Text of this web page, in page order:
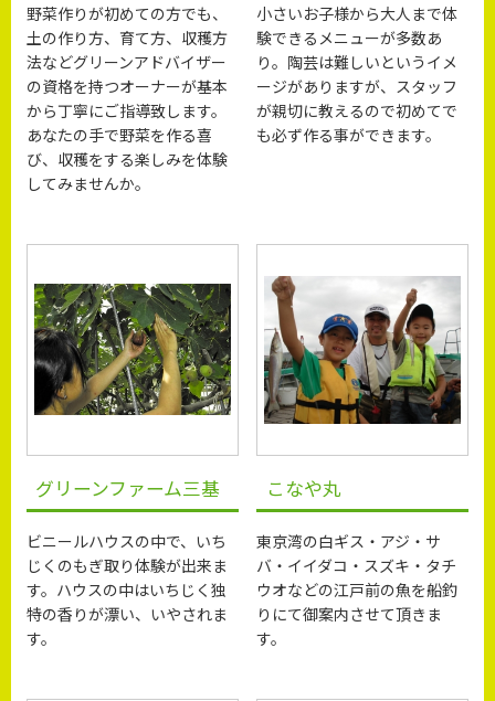
野菜作りが初めての方でも、
土の作り方、育て方、収穫方
法などグリーンアドバイザー
の資格を持つオーナーが基本
から丁寧にご指導致します。
あなたの手で野菜を作る喜
び、収穫をする楽しみを体験
してみませんか。
小さいお子様から大人まで体
験できるメニューが多数あ
り。陶芸は難しいというイメ
ージがありますが、スタッフ
が親切に教えるので初めてで
も必ず作る事ができます。
グリーンファーム三基
ビニールハウスの中で、いち
じくのもぎ取り体験が出来ま
す。ハウスの中はいちじく独
特の香りが漂い、いやされま
す。
こなや丸
東京湾の白ギス・アジ・サ
バ・イイダコ・スズキ・タチ
ウオなどの江戸前の魚を船釣
りにて御案内させて頂きま
す。